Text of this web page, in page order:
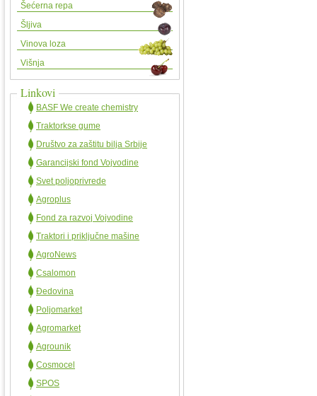
Šećerna repa
Šljiva
Vinova loza
Višnja
Linkovi
BASF We create chemistry
Traktorkse gume
Društvo za zaštitu bilja Srbije
Garancijski fond Vojvodine
Svet poljoprivrede
Agroplus
Fond za razvoj Vojvodine
Traktori i priključne mašine
AgroNews
Csalomon
Đedovina
Poljomarket
Agromarket
Agrounik
Cosmocel
SPOS